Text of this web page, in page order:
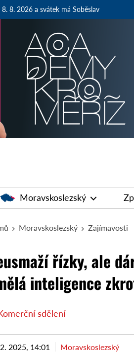
8. 8. 2026 a svátek má Soběslav
Moravskoslezský
Moravskoslezský Zajímavosti
řízky, ale
inteligence
sdělení
2025, 14:01 Moravskoslezský